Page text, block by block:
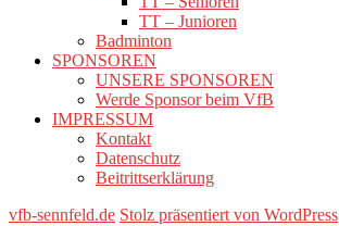
TT – Junioren
Badminton
SPONSOREN
UNSERE SPONSOREN
Werde Sponsor beim VfB
IMPRESSUM
Kontakt
Datenschutz
Beitrittserklärung
vfb-sennfeld.de Stolz präsentiert von WordPress